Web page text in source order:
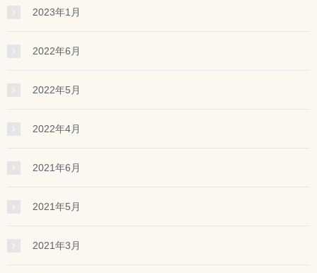
2023年1月
2022年6月
2022年5月
2022年4月
2021年6月
2021年5月
2021年3月